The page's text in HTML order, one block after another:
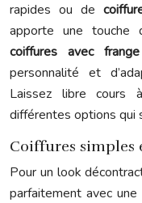
rapides ou de
apporte une touche
coiffures avec
personnalité et
Laissez libre cours
différentes options qui
Coiffures simples
Pour un look
parfaitement avec